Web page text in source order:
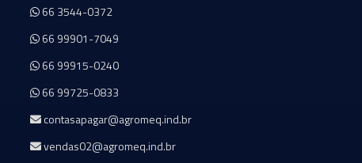
66 3544-0372
66 99901-7049
66 99915-0240
66 99725-0833
contasapagar@agromeq.ind.br
vendas02@agromeq.ind.br